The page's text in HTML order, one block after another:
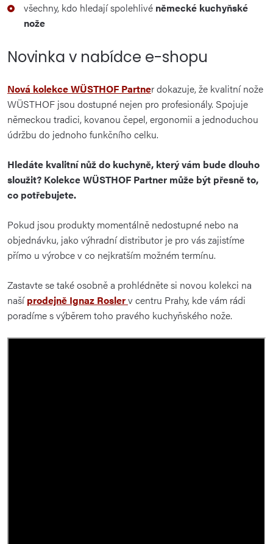
všechny, kdo hledají spolehlivé německé kuchyňské
nože
Novinka v nabídce e-shopu
Nová kolekce WÜSTHOF Partner dokazuje, že kvalitní nože
WÜSTHOF jsou dostupné nejen pro profesionály. Spojuje
německou tradici, kovanou čepel, ergonomii a jednoduchou
údržbu do jednoho funkčního celku.
Hledáte kvalitní nůž do kuchyně, který vám bude dlouho
sloužit? Kolekce WÜSTHOF Partner může být přesně to,
co potřebujete.
Pokud jsou produkty momentálně nedostupné nebo na
objednávku, jako výhradní distributor je pro vás zajistíme
přímo u výrobce v co nejkratším možném termínu.
Zastavte se také osobně a prohlédněte si novou kolekci na
našíprodejně Ignaz Roslerv centru Prahy, kde vám rádi
poradíme s výběrem toho pravého kuchyňského nože.